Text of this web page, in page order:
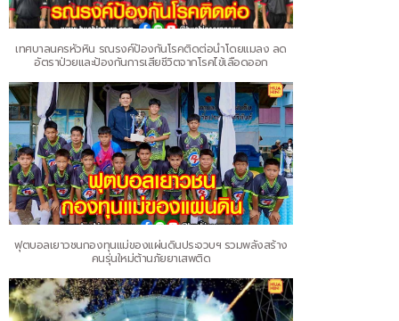
เทศบาลนครหัวหิน รณรงค์ป้องกันโรคติดต่อนำโดยแมลง ลด
อัตราป่วยและป้องกันการเสียชีวิตจากโรคไข้เลือดออก
ฟุตบอลเยาวชนกองทุนแม่ของแผ่นดินประจวบฯ รวมพลังสร้าง
คนรุ่นใหม่ต้านภัยยาเสพติด